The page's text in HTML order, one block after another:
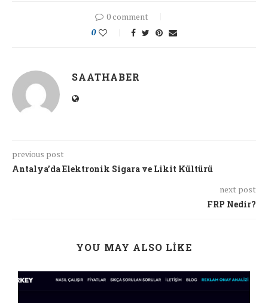
0 comment
0
SAATHABER
previous post
Antalya’da Elektronik Sigara ve Likit Kültürü
next post
FRP Nedir?
YOU MAY ALSO LIKE